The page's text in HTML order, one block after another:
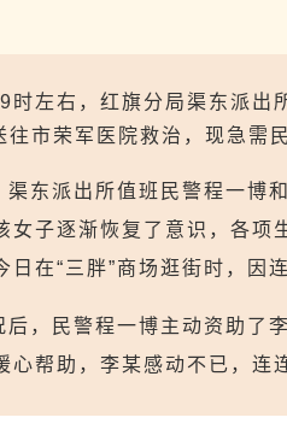
时左右，红旗分局渠东派出
市荣军医院救治，现急需
渠东派出所值班民警程一博
女子逐渐恢复了意识，各项
日在“三胖”商场逛街时，因
后，民警程一博主动资助了
心帮助，李某感动不已，连